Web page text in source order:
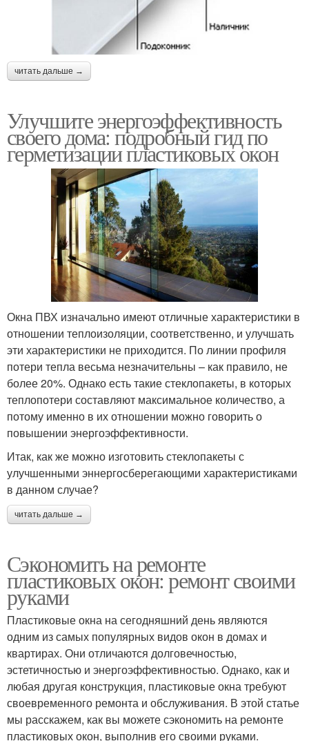
читать дальше →
Улучшите энергоэффективность
своего дома: подробный гид по
герметизации пластиковых окон
Окна ПВХ изначально имеют отличные характеристики в
отношении теплоизоляции, соответственно, и улучшать
эти характеристики не приходится. По линии профиля
потери тепла весьма незначительны – как правило, не
более 20%. Однако есть такие стеклопакеты, в которых
теплопотери составляют максимальное количество, а
потому именно в их отношении можно говорить о
повышении энергоэффективности.
Итак, как же можно изготовить стеклопакеты с
улучшенными эннергосберегающими характеристиками
в данном случае?
читать дальше →
Сэкономить на ремонте
пластиковых окон: ремонт своими
руками
Пластиковые окна на сегодняшний день являются
одним из самых популярных видов окон в домах и
квартирах. Они отличаются долговечностью,
эстетичностью и энергоэффективностью. Однако, как и
любая другая конструкция, пластиковые окна требуют
своевременного ремонта и обслуживания. В этой статье
мы расскажем, как вы можете сэкономить на ремонте
пластиковых окон, выполнив его своими руками.